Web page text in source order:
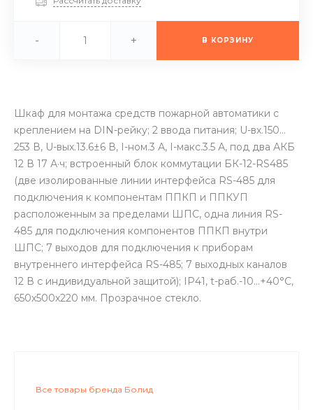
- + В КОРЗИНУ
Шкаф для монтажа средств пожарной автоматики с
креплением на DIN-рейку; 2 ввода питания; U-вх.150…
253 В, U-вых.13.6±6 В, I-ном.3 А, I-макс.3.5 А, под два АКБ
12 В 17 А·ч; встроенный блок коммутации БК-12-RS485
(две изолированные линии интерфейса RS-485 для
подключения к компонентам ППКП и ППКУП
расположенным за пределами ШПС, одна линия RS-
485 для подключения компонентов ППКП внутри
ШПС; 7 выходов для подключения к приборам
внутреннего интерфейса RS-485; 7 выходных каналов
12 В с индивидуальной защитой); IP41, t-раб.-10…+40°С,
650х500х220 мм. Прозрачное стекло.
Все товары бренда Болид